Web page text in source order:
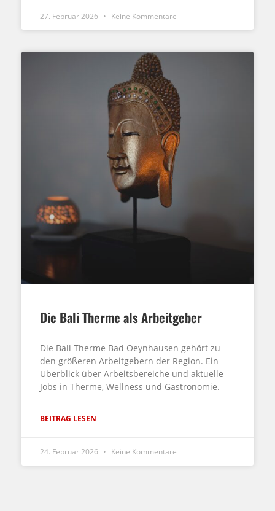
27. Februar 2026 Keine Kommentare
Die Bali Therme als Arbeitgeber
Die Bali Therme Bad Oeynhausen gehört zu
den größeren Arbeitgebern der Region. Ein
Überblick über Arbeitsbereiche und aktuelle
Jobs in Therme, Wellness und Gastronomie.
BEITRAG LESEN
24. Februar 2026 Keine Kommentare